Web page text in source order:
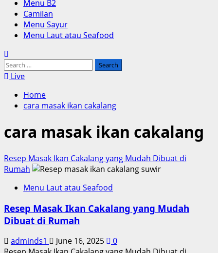
Menu B2
Camilan
Menu Sayur
Menu Laut atau Seafood
Search
for:Live
Home
cara masak ikan cakalang
cara masak ikan cakalang
Resep Masak Ikan Cakalang yang Mudah Dibuat di
Rumah
Menu Laut atau Seafood
Resep Masak Ikan Cakalang yang Mudah
Dibuat di Rumah
adminds1 June 16, 2025
0